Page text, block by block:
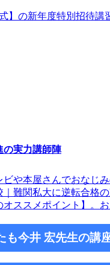
】の新年度特別招待講
の実力講師陣
ビや本屋さんでおなじ
｜難関私大に逆転合格
オススメポイント】。お
も今井 宏先生の講